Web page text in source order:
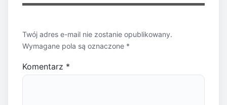
Twój adres e-mail nie zostanie opublikowany.
Wymagane pola są oznaczone *
Komentarz *